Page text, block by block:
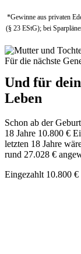
*Gewinne aus privaten
(§ 23 EStG); bei
Für die nächste
Und für
Leben
Schon ab der
18 Jahre 10.800 €
letzten 18 Jahre
rund 27.028 €
Eingezahlt 10.800 €